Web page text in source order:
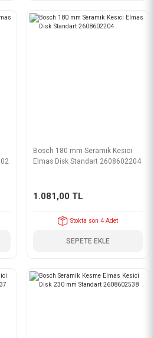
Bosch 180 mm Seramik Kesici
Elmas Disk Standart 2608602204
1.081,00 TL
Stokta son 4 Adet
SEPETE EKLE